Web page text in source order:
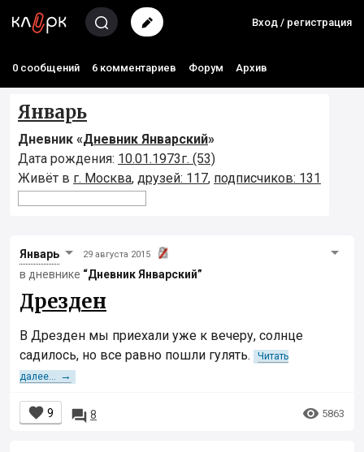
Вход / регистрация
0 сообщений 6 комментариев Форум Архив
Январь
Дневник «Дневник Январcкий»
Дата рождения: 10.01.1973г. (53)
Живёт в г. Москва, друзей: 117, подписчиков: 131
Январь 29 августа 2015
в дневнике “Дневник Январcкий”
Дрезден
В Дрезден мы приехали уже к вечеру, солнце
садилось, но все равно пошли гулять.
Читать
далее... →
 9  8  5863